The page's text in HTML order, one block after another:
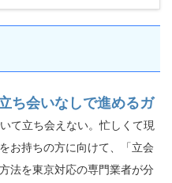
ち会いなしで進めるガ
て立ち会えない。忙しくて現
お持ちの方に向けて、「立会
法を東京対応の専門業者が分